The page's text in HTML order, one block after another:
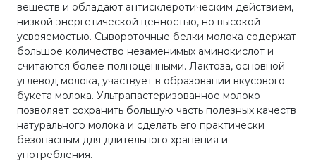
веществ и обладают антисклеротическим действием,
низкой энергетической ценностью, но высокой
усвояемостью. Сывороточные белки молока содержат
большое количество незаменимых аминокислот и
считаются более полноценными. Лактоза, основной
углевод молока, участвует в образовании вкусового
букета молока. Ультрапастеризованное молоко
позволяет сохранить большую часть полезных качеств
натурального молока и сделать его практически
безопасным для длительного хранения и
употребления.